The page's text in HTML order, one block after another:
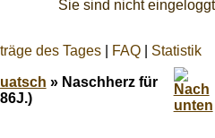
Sie sind nicht eingeloggt
des Tages FAQ Statistik
» Naschherz für